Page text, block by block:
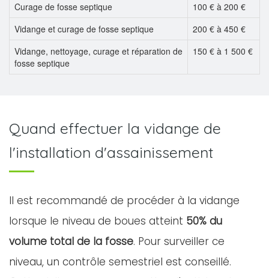
Curage de fosse septique
100 € à 200 €
Vidange et curage de fosse septique
200 € à 450 €
Vidange, nettoyage, curage et réparation de
fosse septique
150 € à 1 500 €
Quand effectuer la vidange de
l'installation d'assainissement
Il est recommandé de procéder à la vidange
lorsque le niveau de boues atteint 50% du
volume total de la fosse. Pour surveiller ce
niveau, un contrôle semestriel est conseillé.